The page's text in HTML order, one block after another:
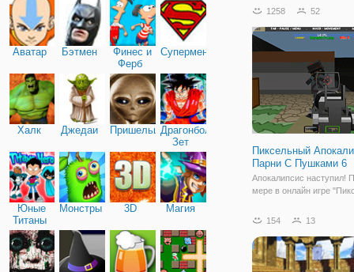
Аватар Бэтмен
Финес и
Ферб
Супермен
Халк Джедаи ПришельцыДрагонболл
Зет
Юные
Титаны
Монстры 3D Магия
трехмерную стрелялку
процессом. Вы
оружием
1258 52
Пиксельный
Парни С Пушками 6
Апокалипсис наступил!
мере в онлайн игре
6". В шестой части
персонажей, локаций и
Это будет серьезная
которой
154 13